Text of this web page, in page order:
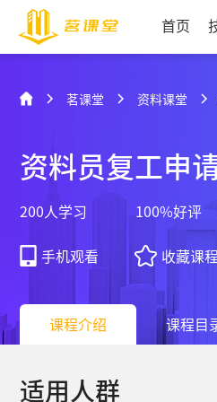
首页
茗课堂 资料课堂
资料员复工申
200人学习 100%好评
手机观看 收藏课
课程介绍 课程目
适用人群